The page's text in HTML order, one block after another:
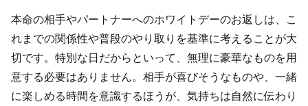
本命の相手やパートナーへのホワイトデーのお返しは、こ
れまでの関係性や普段のやり取りを基準に考えることが大
切です。特別な日だからといって、無理に豪華なものを用
意する必要はありません。相手が喜びそうなものや、一緒
に楽しめる時間を意識するほうが、気持ちは自然に伝わり